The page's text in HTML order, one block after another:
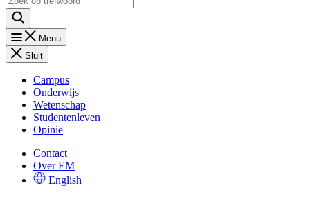
Menu
Sluit
Campus
Onderwijs
Wetenschap
Studentenleven
Opinie
Contact
Over EM
English